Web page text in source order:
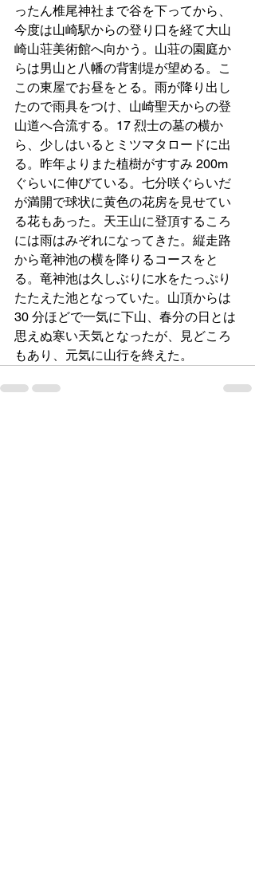
ったん椎尾神社まで谷を下ってから、
今度は山崎駅からの登り口を経て大山
崎山荘美術館へ向かう。山荘の園庭か
らは男山と八幡の背割堤が望める。こ
この東屋でお昼をとる。雨が降り出し
たので雨具をつけ、山崎聖天からの登
山道へ合流する。17 烈士の墓の横か
ら、少しはいるとミツマタロードに出
る。昨年よりまた植樹がすすみ 200m
ぐらいに伸びている。七分咲ぐらいだ
が満開で球状に黄色の花房を見せてい
る花もあった。天王山に登頂するころ
には雨はみぞれになってきた。縦走路
から竜神池の横を降りるコースをと
る。竜神池は久しぶりに水をたっぷり
たたえた池となっていた。山頂からは
30 分ほどで一気に下山、春分の日とは
思えぬ寒い天気となったが、見どころ
もあり、元気に山行を終えた。